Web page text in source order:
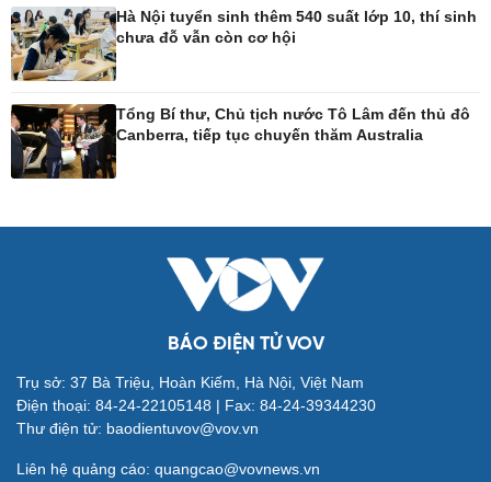
Ô tô - Xe máy
Ô tô
Xe máy
Tư vấn
Thông tin doanh nghiệp
Doanh nghiệp 24h
Dinh dưỡng - món ngon
Cây thuốc
Nhi khoa
Làm đẹp - giảm cân
Phòng mạch online
Hà Nội tuyển sinh thêm 540 suất lớp 10, thí sinh
chưa đỗ vẫn còn cơ hội
Tổng Bí thư, Chủ tịch nước Tô Lâm đến thủ đô
Canberra, tiếp tục chuyến thăm Australia
BÁO ĐIỆN TỬ VOV
Trụ sở: 37 Bà Triệu, Hoàn Kiếm, Hà Nội, Việt Nam
Điện thoại: 84-24-22105148 | Fax: 84-24-39344230
Thư điện tử: baodientuvov@vov.vn
Liên hệ quảng cáo: quangcao@vovnews.vn